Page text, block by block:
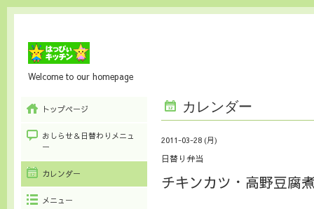
Welcome to our homepage
カレンダー
2011-03-28 (月)
日替り弁当
チキンカツ・高野豆腐
トップページ
おしらせ＆日替わりメニュ
ー
カレンダー
メニュー